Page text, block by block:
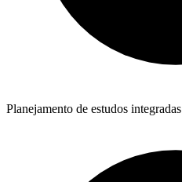
Planejamento de estudos integradas